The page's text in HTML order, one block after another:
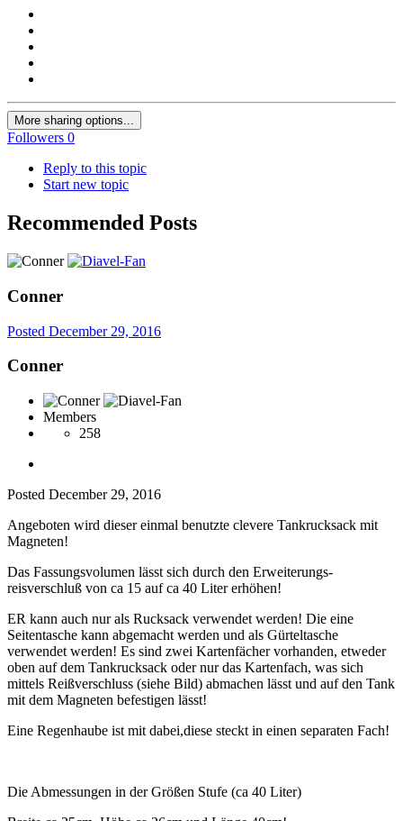
More sharing options...
Followers 0
Reply to this topic
Start new topic
Recommended Posts
Conner
Posted December 29, 2016
Conner
Members
258
Posted December 29, 2016
Angeboten wird dieser einmal benutzte clevere Tankrucksack mit
Magneten!
Das Fassungsvolumen lässt sich durch den Erweiterungs-
reisverschluß von ca 15 auf ca 40 Liter erhöhen!
ER kann auch nur als Rucksack verwendet werden! Die eine
Seitentasche kann abgemacht werden und als Gürteltasche
verwendet werden! Es sind zwei Kartenfächer vorhanden, etweder
oben auf dem Tankrucksack oder nur das Kartenfach, was sich
mittels Reißverschluss (siehe Bild) abmachen lässt und auf den Tank
mit dem Magneten befestigen lässt!
Eine Regenhaube ist mit dabei,diese steckt in einen separaten Fach!
Die Abmessungen in der Größen Stufe (ca 40 Liter)